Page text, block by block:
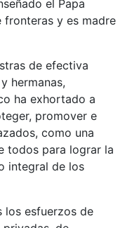
el Papa
fronteras y es madre
de efectiva
hermanas,
ha exhortado a
promover e
como una
todos para lograr la
integral de los
los esfuerzos de